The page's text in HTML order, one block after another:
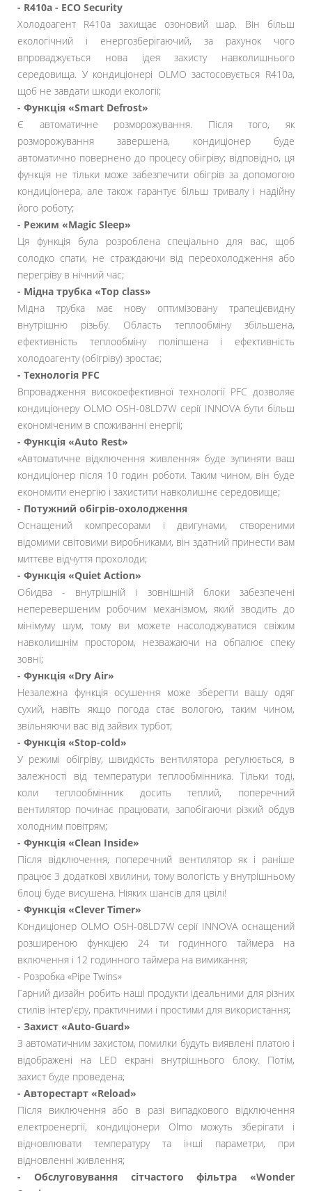
- R410a - ECO Security
Холодоагент R410a захищає озоновий шар. Він більш
екологічний і енергозберігаючий, за рахунок чого
впроваджується нова ідея захисту навколишнього
середовища. У кондиціонері OLMO застосовується R410a,
щоб не завдати шкоди екології;
- Функція «Smart Defrost»
Є автоматичне розморожування. Після того, як
розморожування завершена, кондиціонер буде
автоматично повернено до процесу обігріву; відповідно, ця
функція не тільки може забезпечити обігрів за допомогою
кондиціонера, але також гарантує більш тривалу і надійну
його роботу;
- Режим «Magic Sleep»
Ця функція була розроблена спеціально для вас, щоб
солодко спати, не страждаючи від переохолодження або
перегріву в нічний час;
- Мідна трубка «Top class»
Мідна трубка має нову оптимізовану трапецієвидну
внутрішню різьбу. Область теплообміну збільшена,
ефективність теплообміну поліпшена і ефективність
холодоагенту (обігріву) зростає;
- Технологія PFC
Впровадження високоефективної технології PFC дозволяє
кондиціонеру OLMO OSH-08LD7W серії INNOVA бути більш
економіченим в споживанні енергіі;
- Функція «Auto Rest»
«Автоматичне відключення живлення» буде зупиняти ваш
кондиціонер після 10 годин роботи. Таким чином, він буде
економити енергію і захистити навколишнє середовище;
- Потужний обігрів-охолодження
Оснащений компресорами і двигунами, створеними
відомими світовими виробниками, він здатний принести вам
миттєве відчуття прохолоди;
- Функція «Quiet Action»
Обидва - внутрішній і зовнішній блоки забезпечені
неперевершеним робочим механізмом, який зводить до
мінімуму шум, тому ви можете насолоджуватися свіжим
навколишнім простором, незважаючи на обпалює спеку
зовні;
- Функція «Dry Air»
Незалежна функція осушення може зберегти вашу одяг
сухий, навіть якщо погода стає вологою, таким чином,
звільняючи вас від зайвих турбот;
- Функція «Stop-cold»
У режимі обігріву, швидкість вентилятора регулюється, в
залежності від температури теплообмінника. Тільки тоді,
коли теплообмінник досить теплий, поперечний
вентилятор починає працювати, запобігаючи різкий обдув
холодним повітрям;
- Функція «Clean Inside»
Після відключення, поперечний вентилятор як і раніше
працює 3 додаткові хвилини, тому вологість у внутрішньому
блоці буде висушена. Ніяких шансів для цвілі!
- Функція «Сlever Timer»
Кондиціонер OLMO OSH-08LD7W серії INNOVA оснащений
розширеною функцією 24 ти годинного таймера на
включення і 12 годинного таймера на вимикання;
- Розробка «Pipe Twins»
Гарний дизайн робить наші продукти ідеальними для різних
стилів інтер'єру, практичними і простими для використання;
- Захист «Auto-Guard»
З автоматичним захистом, помилки будуть виявлені платою і
відображені на LED екрані внутрішнього блоку. Потім,
захист буде проведена;
- Авторестарт «Reload»
Після виключення або в разі випадкового відключення
електроенергії, кондиціонери Olmo можуть зберігати і
відновлювати температуру та інші параметри, при
відновленні живлення;
- Обслуговування сітчастого фільтра «Wonder